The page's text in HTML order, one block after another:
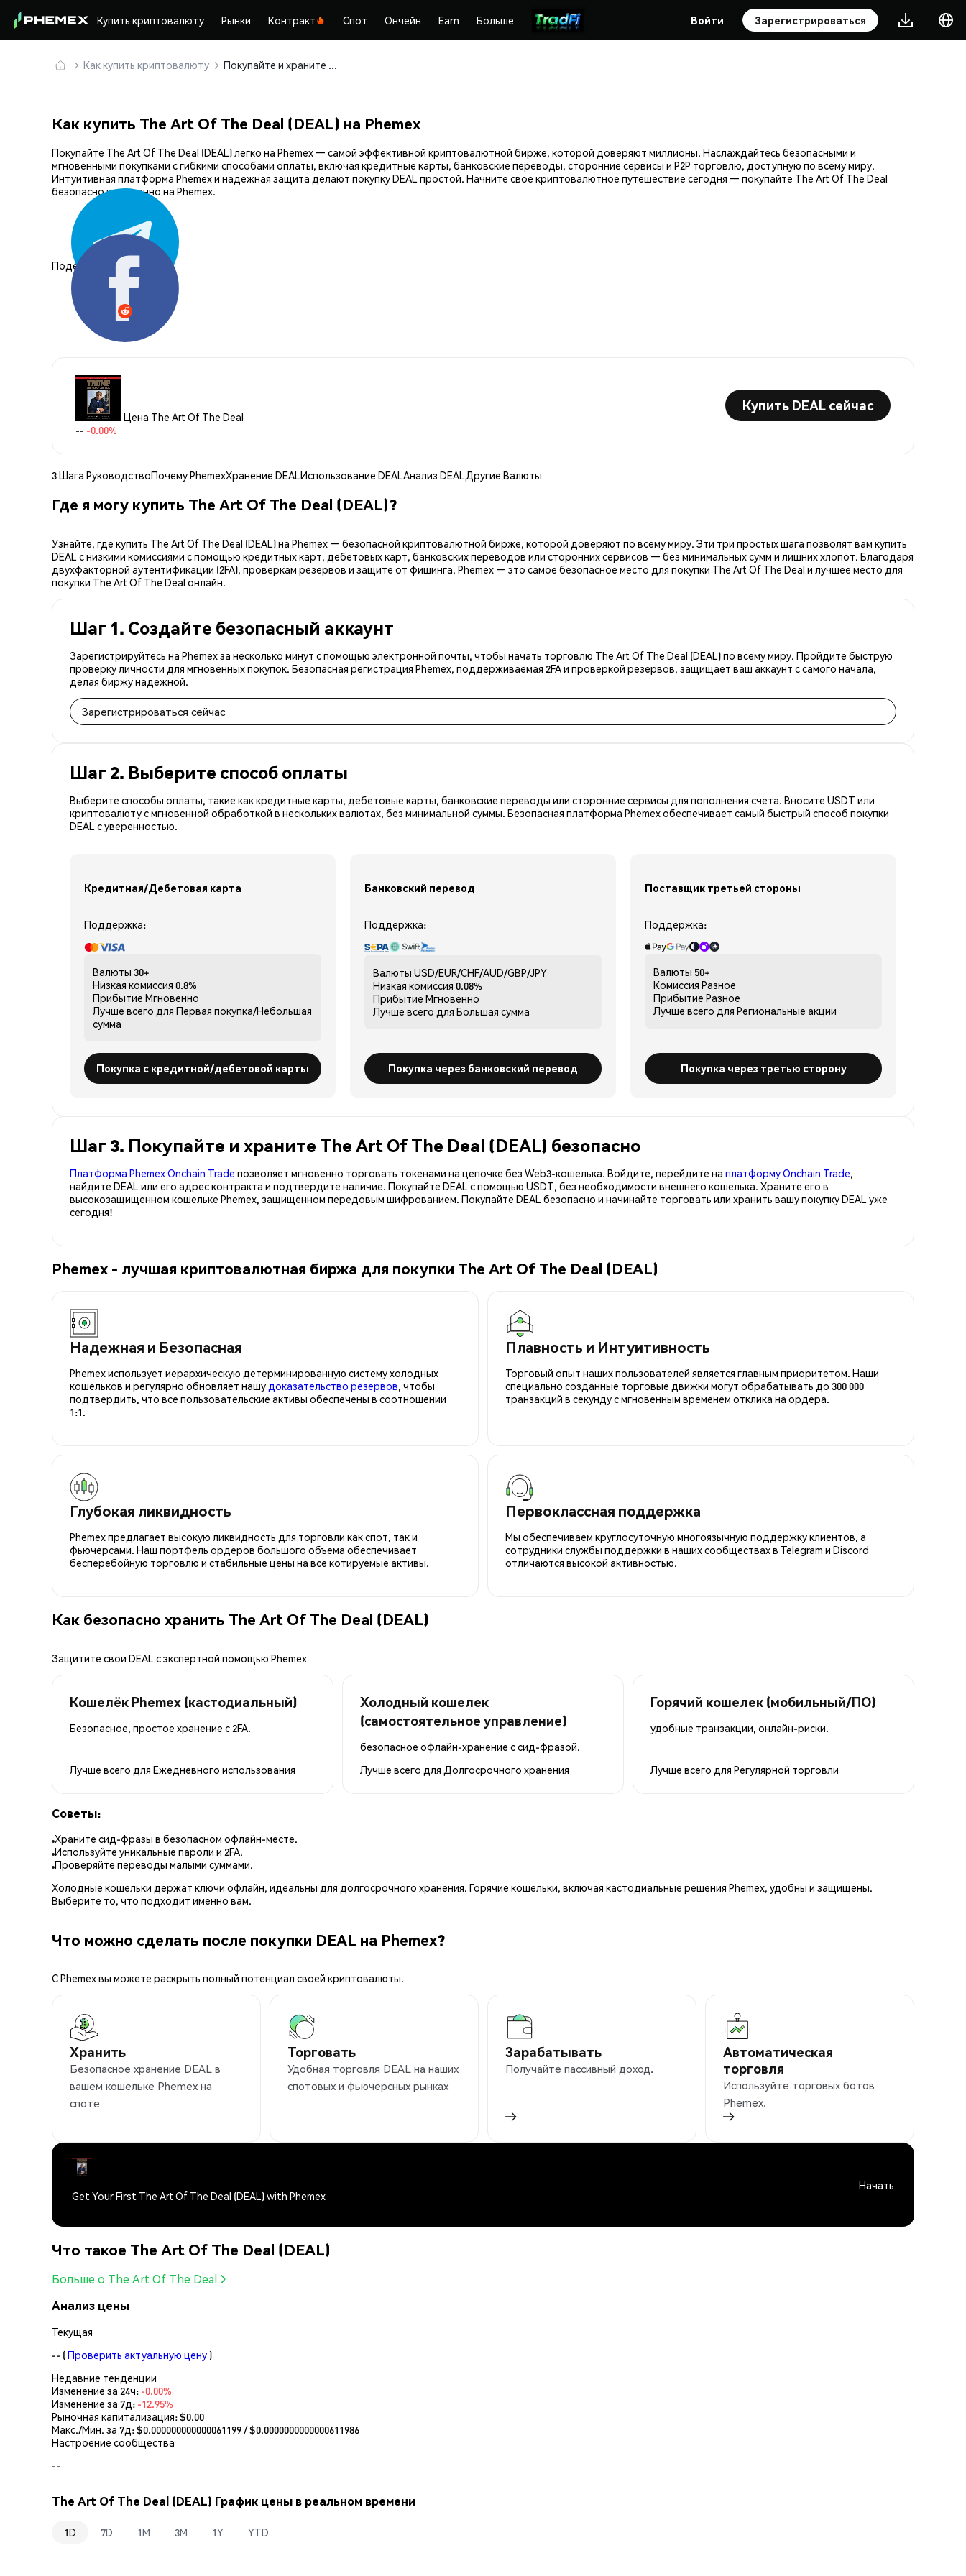
Купить криптовалюту Рынки Контракт Спот Ончейн Earn Больше Войти Зарегистрироваться
Как купить криптовалюту Покупайте и храните The Art Of The Deal (DEAL) безопасно
Как купить The Art Of The Deal (DEAL) на Phemex
Покупайте The Art Of The Deal (DEAL) легко на Phemex — самой эффективной криптовалютной бирже, которой доверяют миллионы. Наслаждайтесь безопасными и
мгновенными покупками с гибкими способами оплаты, включая кредитные карты, банковские переводы, сторонние сервисы и P2P торговлю, доступную по всему миру.
Интуитивная платформа Phemex и надежная защита делают покупку DEAL простой. Начните свое криптовалютное путешествие сегодня — покупайте The Art Of The Deal
безопасно и уверенно на Phemex.
Поделиться:
Цена The Art Of The Deal
-- -0.00%
Купить DEAL сейчас
3 Шага РуководствоПочему PhemexХранение DEALИспользование DEALАнализ DEALДругие Валюты
Где я могу купить The Art Of The Deal (DEAL)?
Узнайте, где купить The Art Of The Deal (DEAL) на Phemex — безопасной криптовалютной бирже, которой доверяют по всему миру. Эти три простых шага позволят вам купить
DEAL с низкими комиссиями с помощью кредитных карт, дебетовых карт, банковских переводов или сторонних сервисов — без минимальных сумм и лишних хлопот. Благодаря
двухфакторной аутентификации (2FA), проверкам резервов и защите от фишинга, Phemex — это самое безопасное место для покупки The Art Of The Deal и лучшее место для
покупки The Art Of The Deal онлайн.
Шаг 1. Создайте безопасный аккаунт
Зарегистрируйтесь на Phemex за несколько минут с помощью электронной почты, чтобы начать торговлю The Art Of The Deal (DEAL) по всему миру. Пройдите быструю
проверку личности для мгновенных покупок. Безопасная регистрация Phemex, поддерживаемая 2FA и проверкой резервов, защищает ваш аккаунт с самого начала,
делая биржу надежной.
Зарегистрироваться сейчас
Шаг 2. Выберите способ оплаты
Выберите способы оплаты, такие как кредитные карты, дебетовые карты, банковские переводы или сторонние сервисы для пополнения счета. Вносите USDT или
криптовалюту с мгновенной обработкой в нескольких валютах, без минимальной суммы. Безопасная платформа Phemex обеспечивает самый быстрый способ покупки
DEAL с уверенностью.
Кредитная/Дебетовая карта
Поддержка:
Валюты 30+
Низкая комиссия 0.8%
Прибытие Мгновенно
Лучше всего для Первая покупка/Небольшая
сумма
Покупка с кредитной/дебетовой карты
Банковский перевод
Поддержка:
Валюты USD/EUR/CHF/AUD/GBP/JPY
Низкая комиссия 0.08%
Прибытие Мгновенно
Лучше всего для Большая сумма
Покупка через банковский перевод
Поставщик третьей стороны
Поддержка:
Валюты 50+
Комиссия Разное
Прибытие Разное
Лучше всего для Региональные акции
Покупка через третью сторону
Шаг 3. Покупайте и храните The Art Of The Deal (DEAL) безопасно
Платформа Phemex Onchain Trade позволяет мгновенно торговать токенами на цепочке без Web3-кошелька. Войдите, перейдите на платформу Onchain Trade,
найдите DEAL или его адрес контракта и подтвердите наличие. Покупайте DEAL с помощью USDT, без необходимости внешнего кошелька. Храните его в
высокозащищенном кошельке Phemex, защищенном передовым шифрованием. Покупайте DEAL безопасно и начинайте торговать или хранить вашу покупку DEAL уже
сегодня!
Phemex - лучшая криптовалютная биржа для покупки The Art Of The Deal (DEAL)
Надежная и Безопасная
Phemex использует иерархическую детерминированную систему холодных
кошельков и регулярно обновляет нашу доказательство резервов, чтобы
подтвердить, что все пользовательские активы обеспечены в соотношении
1:1.
Плавность и Интуитивность
Торговый опыт наших пользователей является главным приоритетом. Наши
специально созданные торговые движки могут обрабатывать до 300 000
транзакций в секунду с мгновенным временем отклика на ордера.
Глубокая ликвидность
Phemex предлагает высокую ликвидность для торговли как спот, так и
фьючерсами. Наш портфель ордеров большого объема обеспечивает
бесперебойную торговлю и стабильные цены на все котируемые активы.
Первоклассная поддержка
Мы обеспечиваем круглосуточную многоязычную поддержку клиентов, а
сотрудники службы поддержки в наших сообществах в Telegram и Discord
отличаются высокой активностью.
Как безопасно хранить The Art Of The Deal (DEAL)
Защитите свои DEAL с экспертной помощью Phemex
Кошелёк Phemex (кастодиальный)
Безопасное, простое хранение с 2FA.
Лучше всего для Ежедневного использования
Холодный кошелек
(самостоятельное управление)
безопасное офлайн-хранение с сид-фразой.
Лучше всего для Долгосрочного хранения
Горячий кошелек (мобильный/ПО)
удобные транзакции, онлайн-риски.
Лучше всего для Регулярной торговли
Советы:
Храните сид-фразы в безопасном офлайн-месте.
Используйте уникальные пароли и 2FA.
Проверяйте переводы малыми суммами.
Холодные кошельки держат ключи офлайн, идеальны для долгосрочного хранения. Горячие кошельки, включая кастодиальные решения Phemex, удобны и защищены.
Выберите то, что подходит именно вам.
Что можно сделать после покупки DEAL на Phemex?
С Phemex вы можете раскрыть полный потенциал своей криптовалюты.
Хранить
Безопасное хранение DEAL в
вашем кошельке Phemex на
споте
Торговать
Удобная торговля DEAL на наших
спотовых и фьючерсных рынках
Зарабатывать
Получайте пассивный доход.
Автоматическая
торговля
Используйте торговых ботов
Phemex.
Get Your First The Art Of The Deal (DEAL) with Phemex
Начать
Что такое The Art Of The Deal (DEAL)
Больше о The Art Of The Deal
Анализ цены
Текущая
-- (Проверить актуальную цену )
Недавние тенденции
Изменение за 24ч: -0.00%
Изменение за 7д: -12.95%
Рыночная капитализация:$0.00
Макс./Мин. за 7д: $0.000000000000061199/ $0.0000000000000611986
Настроение сообщества
--
The Art Of The Deal (DEAL) График цены в реальном времени
1D 7D 1M 3M 1Y YTD